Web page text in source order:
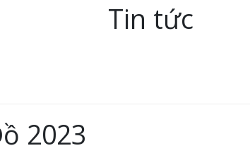
Tin tức
2023